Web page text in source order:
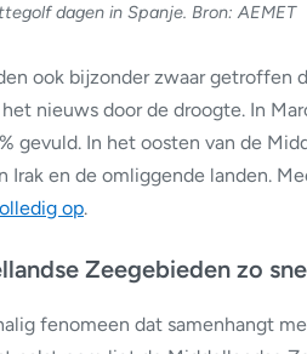
dagen in Spanje. Bron: AEMET
ook bijzonder zwaar getroffen
nieuws door de droogte. In
gevuld. In het oosten van de
en de omliggende landen.
op.
Zeegebieden zo
fenomeen dat samenhangt